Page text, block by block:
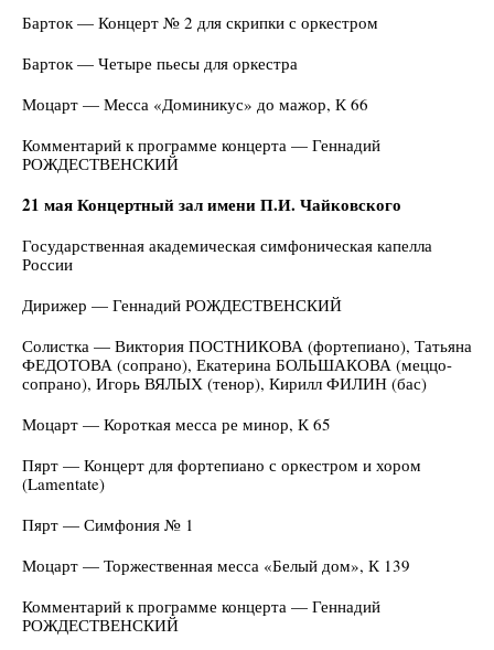
Барток — Концерт № 2 для скрипки с оркестром
Барток — Четыре пьесы для оркестра
Моцарт — Месса «Доминикус» до мажор, К 66
Комментарий к программе концерта — Геннадий
РОЖДЕСТВЕНСКИЙ
21 мая Концертный зал имени П.И. Чайковского
Государственная академическая симфоническая капелла
России
Дирижер — Геннадий РОЖДЕСТВЕНСКИЙ
Солистка — Виктория ПОСТНИКОВА (фортепиано), Татьяна
ФЕДОТОВА (сопрано), Екатерина БОЛЬШАКОВА (меццо-
сопрано), Игорь ВЯЛЫХ (тенор), Кирилл ФИЛИН (бас)
Моцарт — Короткая месса ре минор, К 65
Пярт — Концерт для фортепиано с оркестром и хором
(Lamentate)
Пярт — Симфония № 1
Моцарт — Торжественная месса «Белый дом», К 139
Комментарий к программе концерта — Геннадий
РОЖДЕСТВЕНСКИЙ